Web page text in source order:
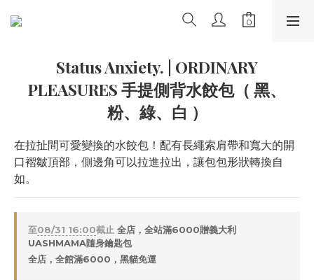
Status Anxiety. | ORDINARY
PLEASURES 手提側背水餃包（ 黑、
粉、綠、白 ）
在拉扯間可愛變換的水餃包！配有長繩索肩帶和寬大的開
口褶皺頂部，側邊角可以拉進拉出，讓包包形狀轉換自
如。
至08/31 16:00截止 全店，全站滿6000贈義大利
UASHMAMA隨身鑰匙包
全店，全館滿6000，黑貓免運